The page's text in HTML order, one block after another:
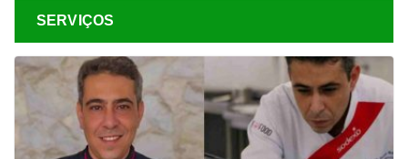
SERVIÇOS